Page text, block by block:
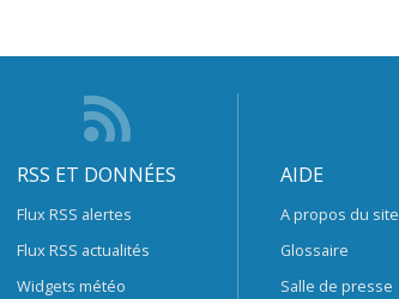
RSS ET DONNÉES
Flux RSS alertes
Flux RSS actualités
Widgets météo
AIDE
A propos du site
Glossaire
Salle de presse